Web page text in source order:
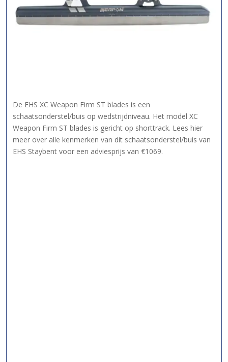
De EHS XC Weapon Firm ST blades is een
schaatsonderstel/buis op wedstrijdniveau. Het model XC
Weapon Firm ST blades is gericht op shorttrack. Lees hier
meer over alle kenmerken van dit schaatsonderstel/buis van
EHS Staybent voor een adviesprijs van €1069.